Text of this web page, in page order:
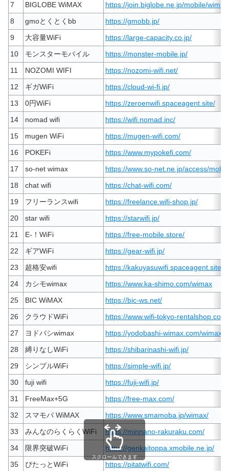
7
BIGLOBE WiMAX
https://join.biglobe.ne.jp/mobile/
8
gmoとくとくbb
https://gmobb.jp/
9
大容量WiFi
https://large-capacity.co.jp/
10
モンスターモバイル
https://monster-mobile.jp/
11
NOZOMI WIFI
https://nozomi-wifi.net/
12
ギガWiFi
https://cloud-wi-fi.jp/
13
0円WiFi
https://zeroenwifi.spaceagent.site/
14
nomad wifi
https://wifi.nomad.inc/
15
mugen WiFi
https://mugen-wifi.com/
16
POKEFi
https://www.mypokefi.com/
17
so-net wimax
https://www.so-net.ne.jp/access/
18
chat wifi
https://chat-wifi.com/
19
フリーランスwifi
https://freelance.wifi-shop.jp/
20
star wifi
https://starwifi.jp/
21
E-！WiFi
https://free-mobile.store/
22
ギアWiFi
https://gear-wifi.jp/
23
超格安wifi
https://kakuyasuwifi.spaceagent.site/
24
カシモwimax
https://www.ka-shimo.com/wimax
25
BIC WiMAX
https://bic-ws.net/
26
クラウドWiFi
https://www.wifi-tokyo-
27
ヨドバシwimax
https://yodobashi-wimax.com/wimax-
28
縛りなしWiFi
https://shibarinashi-wifi.jp/
29
シンプルWiFi
https://simple-wifi.jp/
30
fuji wifi
https://fuji-wifi.jp/
31
FreeMax+5G
https://free-max.com/
32
スマモバ WiMAX
https://www.smamoba.jp/wimax/
33
みんなのらくらくWiFi
https://minnano-rakuraku.com/
34
限界突破WiFi
https://genkaitoppa.xmobile.ne.jp/
35
ぴたっとWiFi https://pitatwifi.com/
スクロールできます